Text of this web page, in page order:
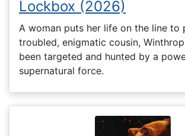
Lockbox (2026)
A woman puts her life on the line to
troubled, enigmatic cousin,
been targeted and hunted by a
supernatural force.